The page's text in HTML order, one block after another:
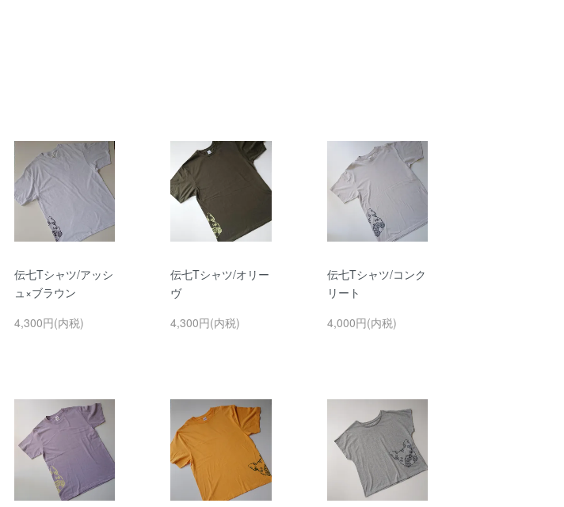
伝七Tシャツ/アッシ
ュ×ブラウン
4,300円(内税)
伝七Tシャツ/オリー
ヴ
4,300円(内税)
伝七Tシャツ/コンク
リート
4,000円(内税)